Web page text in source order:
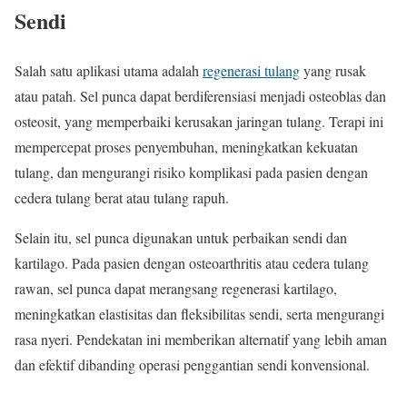
Sendi
Salah satu aplikasi utama adalahregenerasi tulangyang rusak
atau patah. Sel punca dapat berdiferensiasi menjadi osteoblas dan
osteosit, yang memperbaiki kerusakan jaringan tulang. Terapi ini
mempercepat proses penyembuhan, meningkatkan kekuatan
tulang, dan mengurangi risiko komplikasi pada pasien dengan
cedera tulang berat atau tulang rapuh.
Selain itu, sel punca digunakan untuk perbaikan sendi dan
kartilago. Pada pasien dengan osteoarthritis atau cedera tulang
rawan, sel punca dapat merangsang regenerasi kartilago,
meningkatkan elastisitas dan fleksibilitas sendi, serta mengurangi
rasa nyeri. Pendekatan ini memberikan alternatif yang lebih aman
dan efektif dibanding operasi penggantian sendi konvensional.